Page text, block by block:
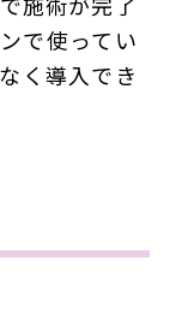
で使ってい
く導入でき